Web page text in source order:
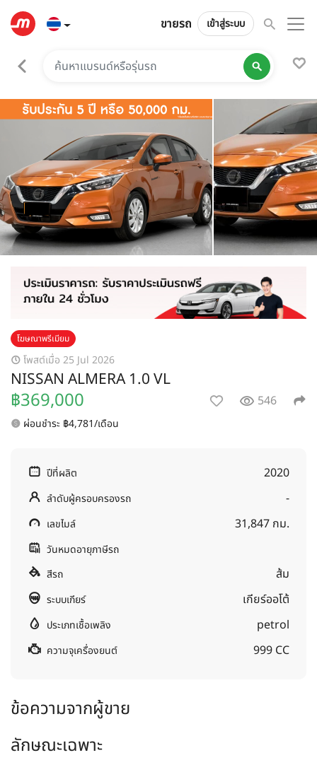
ขายรถ เข้าสู่ระบบ
โฆษณาพรีเมียม
โพสต์เมื่อ 25 Jul 2026
NISSAN ALMERA 1.0 VL
฿369,000 546
ผ่อนชำระ ฿4,781/เดือน
ปีที่ผลิต 2020
ลำดับผู้ครอบครองรถ -
เลขไมล์ 31,847 กม.
วันหมดอายุภาษีรถ
สีรถ
ส้ม
ระบบเกียร์ เกียร์ออโต้
ประเภทเชื้อเพลิง petrol
ความจุเครื่องยนต์ 999 CC
ข้อความจากผู้ขาย
ลักษณะเฉพาะ